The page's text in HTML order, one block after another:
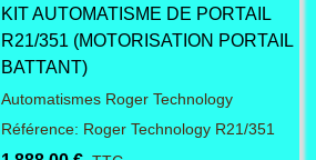
KIT AUTOMATISME DE PORTAIL
R21/351 (MOTORISATION PORTAIL
BATTANT)
Automatismes Roger Technology
Référence: Roger Technology R21/351